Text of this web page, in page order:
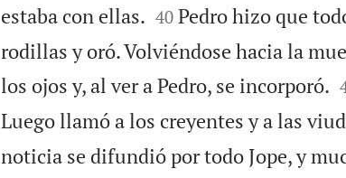
estaba con ellas.
40 Pedro hizo que
rodillas y oró. Volviéndose hacia la
los ojos y, al ver a Pedro, se incorporó.
Luego llamó a los creyentes y a las
noticia se difundió por todo Jope, y